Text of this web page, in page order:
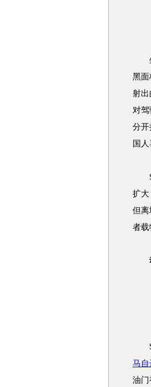
坐
黑面
射出
对驾
分开
国
S-
扩大
但离
者载
动
S-
马自
油门